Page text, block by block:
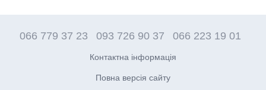
066 779 37 23 093 726 90 37 066 223 19 01
Контактна інформація
Повна версія сайту